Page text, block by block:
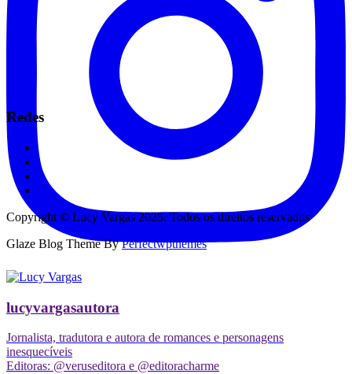
lucyvargasautora
Jornalista, tradutora e autora de romances e personagens
inesquecíveis
Editoras: @veruseditora e @editoracharme
Redes
Copyright © Lucy Vargas 2025. Todos os direitos reservados
Glaze Blog Theme ByPerfectwpthemes